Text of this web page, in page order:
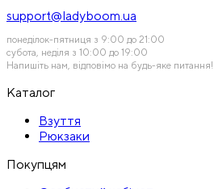
support@ladyboom.ua
понеділок-пятниця з 9:00 до 21:00
субота, неділя з 10:00 до 19:00
Напишіть нам, відповімо на будь-яке питання!
Каталог
Взуття
Рюкзаки
Покупцям